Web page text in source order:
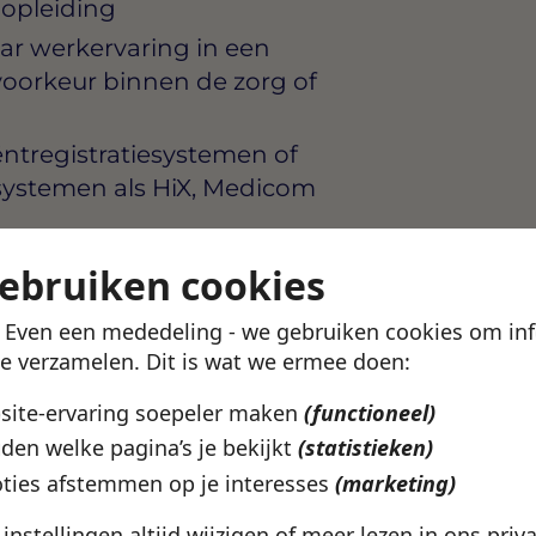
cookies
Even een mededeling - we gebruiken cookies om
verzamelen. Dit is wat we ermee doen:
ervaring soepeler maken (functioneel)
welke pagina’s je bekijkt (statistieken)
afstemmen op je interesses (marketing)
werkervaring in een
binnen de zorg of
of
als HiX, Medicom
zowel mondeling als
vriendelijk en
en weet goed
beheersing van
is een voordeel gezien
in Den Haag